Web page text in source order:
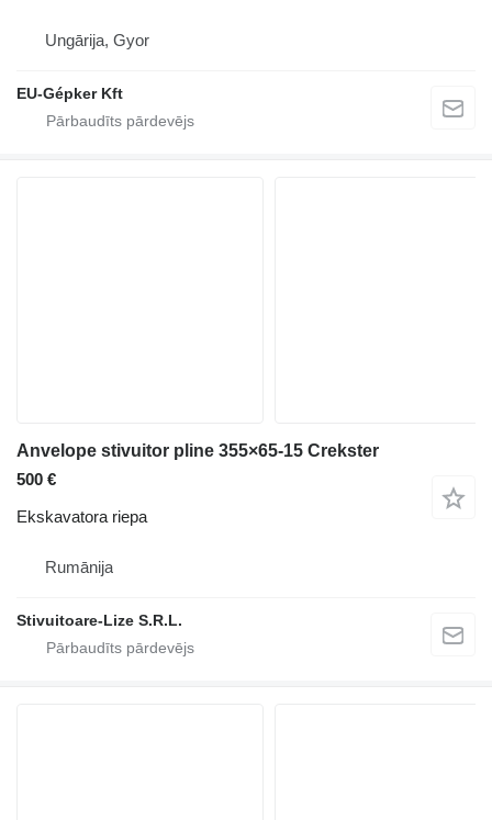
Ungārija, Gyor
EU-Gépker Kft
Anvelope stivuitor pline 355×65-15 Crekster
500 €
Ekskavatora riepa
Rumānija
Stivuitoare-Lize S.R.L.